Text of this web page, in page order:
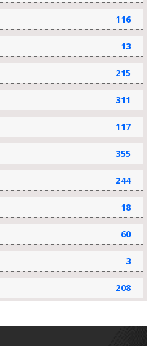
116
13
215
311
117
355
244
18
60
3
208